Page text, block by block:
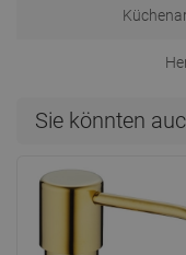
Sie könnten